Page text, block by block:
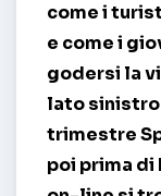
come i
e come i
godersi la
lato sinistro
trimestre
poi prima